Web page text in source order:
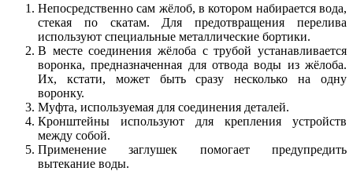
Непосредственно сам жёлоб, в котором набирается вода,
стекая по скатам. Для предотвращения перелива
используют специальные металлические бортики.
В месте соединения жёлоба с трубой устанавливается
воронка, предназначенная для отвода воды из жёлоба.
Их, кстати, может быть сразу несколько на одну
воронку.
Муфта, используемая для соединения деталей.
Кронштейны используют для крепления устройств
между собой.
Применение заглушек помогает предупредить
вытекание воды.